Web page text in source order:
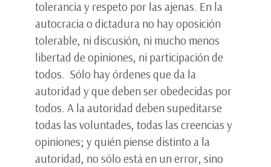
tolerancia y respeto por las ajenas. En la
autocracia o dictadura no hay oposición
tolerable, ni discusión, ni mucho menos
libertad de opiniones, ni participación de
todos. Sólo hay órdenes que da la
autoridad y que deben ser obedecidas por
todos. A la autoridad deben supeditarse
todas las voluntades, todas las creencias y
opiniones; y quién piense distinto a la
autoridad, no sólo está en un error, sino